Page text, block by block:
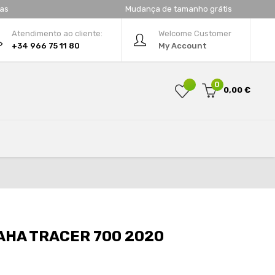
Mudança de tamanho grátis
Welcome Customer
My Account
Atendimento ao cliente:
+34 966 75 11 80
0
0,00 €
TRACER 700 2020